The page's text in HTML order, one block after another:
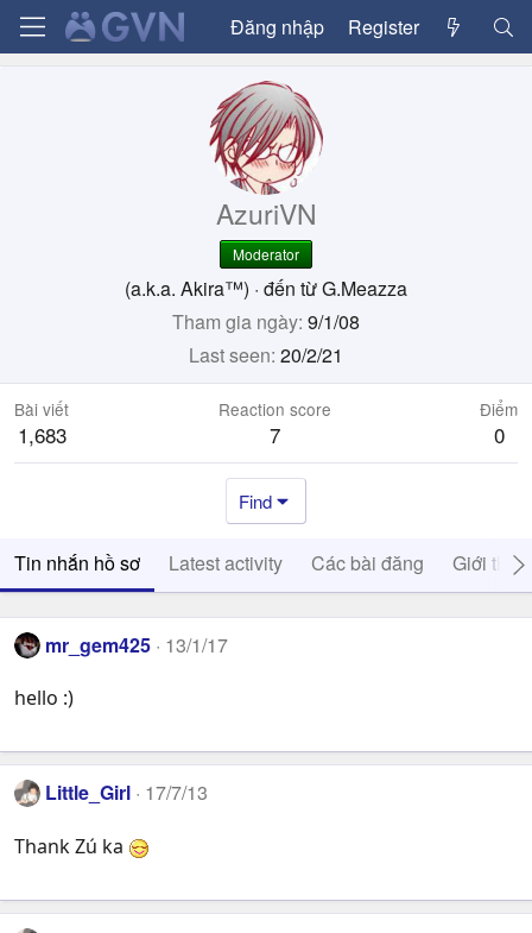
Đăng nhập Register
AzuriVN
Moderator
(a.k.a. Akira™) · đến từG.Meazza
Tham gia ngày 9/1/08
Last seen 20/2/21
Bài viết
1,683
Reaction score
7
Điểm
0
Find
Tin nhắn hồ sơ Latest activity Các bài đăng Giới thiệu
mr_gem425 13/1/17
hello :)
Little_Girl 17/7/13
Thank Zú ka